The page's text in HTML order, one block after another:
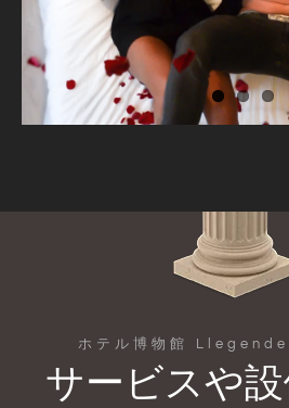
ホテル博物館
サービスや